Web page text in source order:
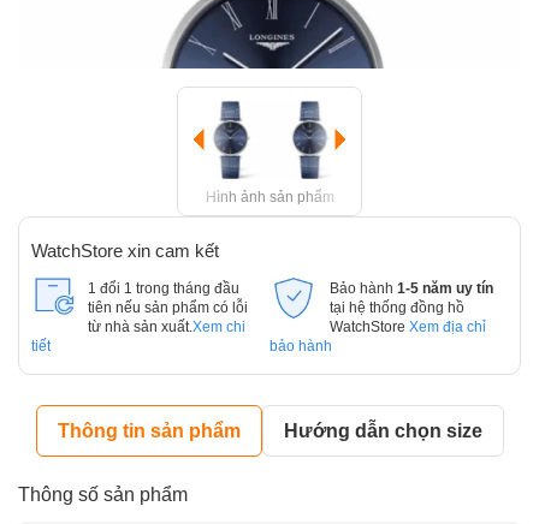
Hình ảnh sản phẩm
WatchStore xin cam kết
1 đổi 1 trong tháng đầu
tiên nếu sản phẩm có lỗi
từ nhà sản xuất. Xem chi
tiết
Bảo hành 1-5 năm uy tín
tại hệ thống đồng hồ
WatchStore Xem địa chỉ
bảo hành
Thông tin sản phẩm Hướng dẫn chọn size
Thông số sản phẩm